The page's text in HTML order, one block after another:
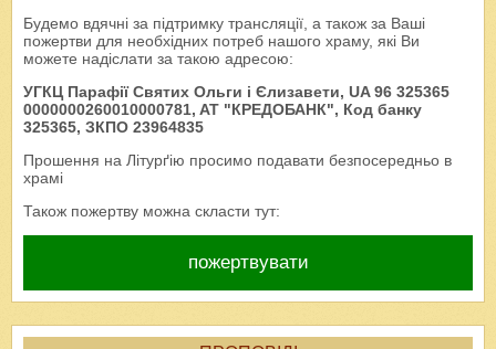
Будемо вдячні за підтримку трансляції, а також за Ваші
пожертви для необхідних потреб нашого храму, які Ви
можете надіслати за такою адресою:
УГКЦ Парафії Святих Ольги і Єлизавети, UA 96 325365
0000000260010000781, AT "КРЕДОБАНК", Код банку
325365, ЗКПО 23964835
Прошення на Літурґію просимо подавати безпосередньо в
храмі
Також пожертву можна скласти тут:
пожертвувати